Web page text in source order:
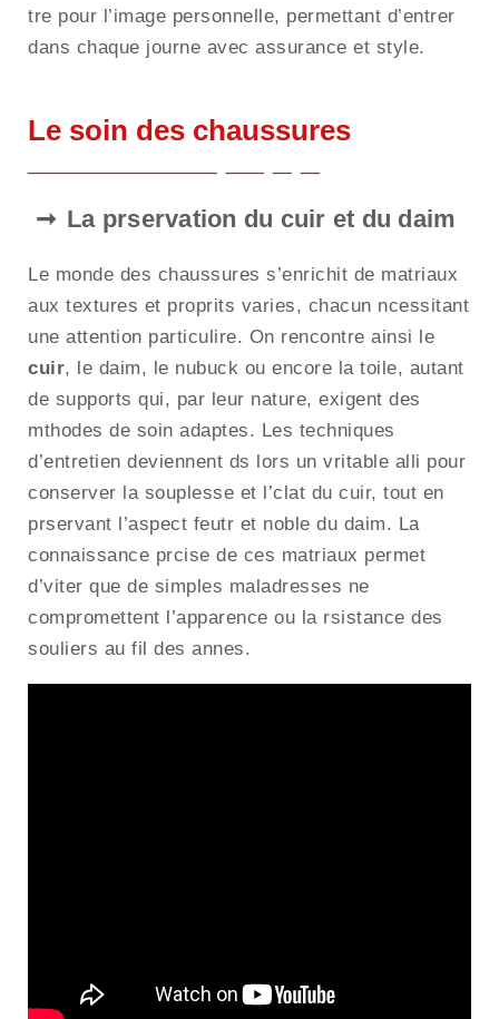
tre pour l’image personnelle, permettant d’entrer
dans chaque journe avec assurance et style.
Le soin des chaussures
La prservation du cuir et du daim
Le monde des chaussures s’enrichit de matriaux
aux textures et proprits varies, chacun ncessitant
une attention particulire. On rencontre ainsi le
cuir, le daim, le nubuck ou encore la toile, autant
de supports qui, par leur nature, exigent des
mthodes de soin adaptes. Les techniques
d’entretien deviennent ds lors un vritable alli pour
conserver la souplesse et l’clat du cuir, tout en
prservant l’aspect feutr et noble du daim. La
connaissance prcise de ces matriaux permet
d’viter que de simples maladresses ne
compromettent l’apparence ou la rsistance des
souliers au fil des annes.